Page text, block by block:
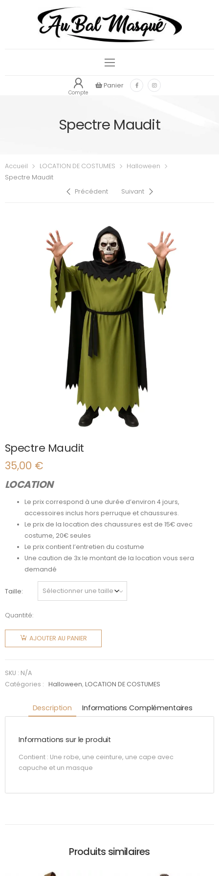
Compte
Panier
Spectre Maudit
Accueil LOCATION DE COSTUMES
Halloween
Spectre Maudit
Précédent
Suivant
Spectre Maudit
35,00 €
LOCATION
Le prix correspond à une durée d’environ 4 jours,
accessoires inclus hors perruque et chaussures.
Le prix de la location des chaussures est de 15€ avec
costume, 20€ seules
Le prix contient l’entretien du costume
Une caution de 3x le montant de la location vous sera
demandé
Taille
Quantité:
quantité
Spectre
AJOUTER AU PANIER
SKU : N/A
Catégories :
Halloween,LOCATION DE COSTUMES
Description Informations Complémentaires
Informations sur le produit
Contient : Une robe, une ceinture, une cape avec
capuche et un masque
Produits similaires